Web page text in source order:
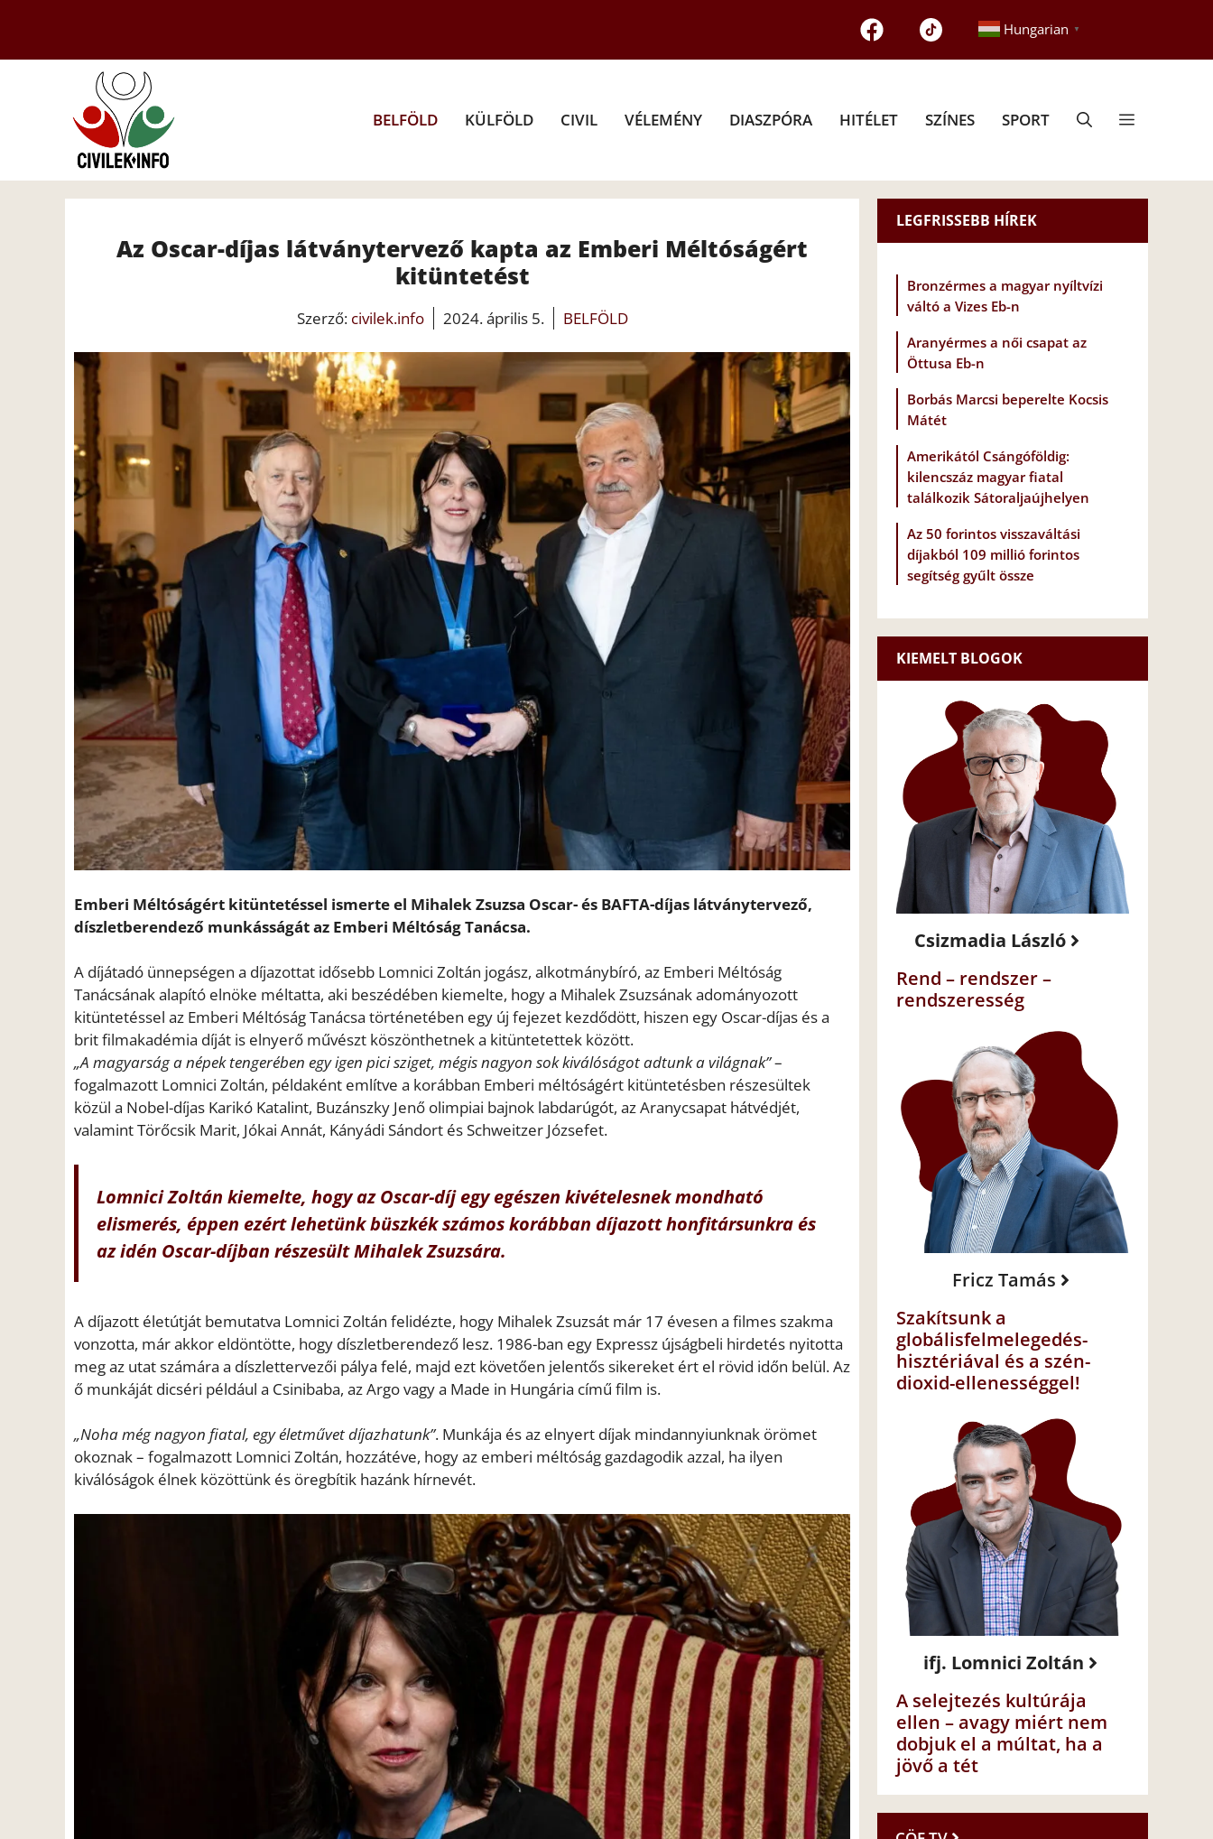
tartalomba
Hungarian ▼
BELFÖLD KÜLFÖLD CIVIL VÉLEMÉNY DIASZPÓRA HITÉLET SZÍNES SPORT
Az Oscar-díjas látványtervező kapta az Emberi Méltóságért
kitüntetést
Szerző: civilek.info 2024. április 5. BELFÖLD
Emberi Méltóságért kitüntetéssel ismerte el Mihalek Zsuzsa Oscar- és BAFTA-díjas látványtervező,
díszletberendező munkásságát az Emberi Méltóság Tanácsa.
A díjátadó ünnepségen a díjazottat idősebb Lomnici Zoltán jogász, alkotmánybíró, az Emberi Méltóság
Tanácsának alapító elnöke méltatta, aki beszédében kiemelte, hogy a Mihalek Zsuzsának adományozott
kitüntetéssel az Emberi Méltóság Tanácsa történetében egy új fejezet kezdődött, hiszen egy Oscar-díjas és a
brit filmakadémia díját is elnyerő művészt köszönthetnek a kitüntetettek között.
„A magyarság a népek tengerében egy igen pici sziget, mégis nagyon sok kiválóságot adtunk a világnak”–
fogalmazott Lomnici Zoltán, példaként említve a korábban Emberi méltóságért kitüntetésben részesültek
közül a Nobel-díjas Karikó Katalint, Buzánszky Jenő olimpiai bajnok labdarúgót, az Aranycsapat hátvédjét,
valamint Törőcsik Marit, Jókai Annát, Kányádi Sándort és Schweitzer Józsefet.
Lomnici Zoltán kiemelte, hogy az Oscar-díj egy egészen kivételesnek mondható
elismerés, éppen ezért lehetünk büszkék számos korábban díjazott honfitársunkra és
az idén Oscar-díjban részesült Mihalek Zsuzsára.
A díjazott életútját bemutatva Lomnici Zoltán felidézte, hogy Mihalek Zsuzsát már 17 évesen a filmes szakma
vonzotta, már akkor eldöntötte, hogy díszletberendező lesz. 1986-ban egy Expressz újságbeli hirdetés nyitotta
meg az utat számára a díszlettervezői pálya felé, majd ezt követően jelentős sikereket ért el rövid időn belül. Az
ő munkáját dicséri például a Csinibaba, az Argo vagy a Made in Hungária című film is.
„Noha még nagyon fiatal, egy életművet díjazhatunk”. Munkája és az elnyert díjak mindannyiunknak örömet
okoznak – fogalmazott Lomnici Zoltán, hozzátéve, hogy az emberi méltóság gazdagodik azzal, ha ilyen
kiválóságok élnek közöttünk és öregbítik hazánk hírnevét.
LEGFRISSEBB HÍREK
Bronzérmes a magyar nyíltvízi
váltó a Vizes Eb-n
Aranyérmes a női csapat az
Öttusa Eb-n
Borbás Marcsi beperelte Kocsis
Mátét
Amerikától Csángóföldig:
kilencszáz magyar fiatal
találkozik Sátoraljaújhelyen
Az 50 forintos visszaváltási
díjakból 109 millió forintos
segítség gyűlt össze
KIEMELT BLOGOK
Csizmadia László
Rend – rendszer –
rendszeresség
Fricz Tamás
Szakítsunk a
globálisfelmelegedés-
hisztériával és a szén-
dioxid-ellenességgel!
ifj. Lomnici Zoltán
A selejtezés kultúrája
ellen – avagy miért nem
dobjuk el a múltat, ha a
jövő a tét